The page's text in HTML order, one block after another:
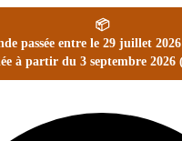
📦
passée entre le 29 juillet
à partir du 3 septembre 2026